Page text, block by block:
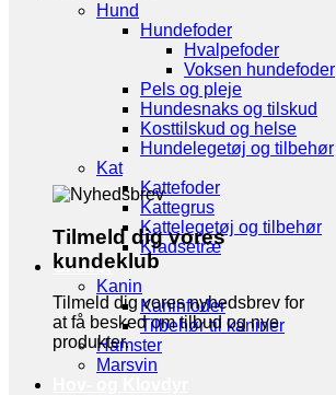
Hund
Hundefoder
Hvalpefoder
Voksen hundefoder
Pels og pleje
Hundesnaks og tilskud
Kosttilskud og helse
Hundelegetøj og tilbehør
Kat
Kattefoder
Kattegrus
Kattelegetøj og tilbehør
Kradsetræ
Gnaver
Kanin
Kaninfoder
Tilbehør til kaniner
Hamster
Marsvin
Tilmeld dig vores
kundeklub
Tilmeld dig vores nyhedsbrev for
at få besked om tilbud og nye
produkter.